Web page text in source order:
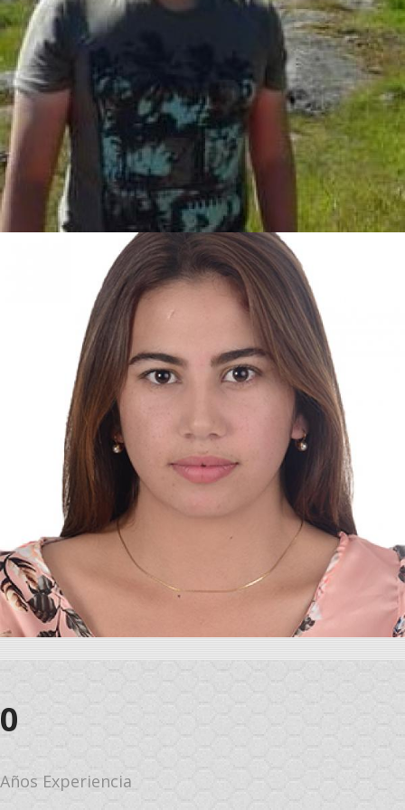
0
Años Experiencia